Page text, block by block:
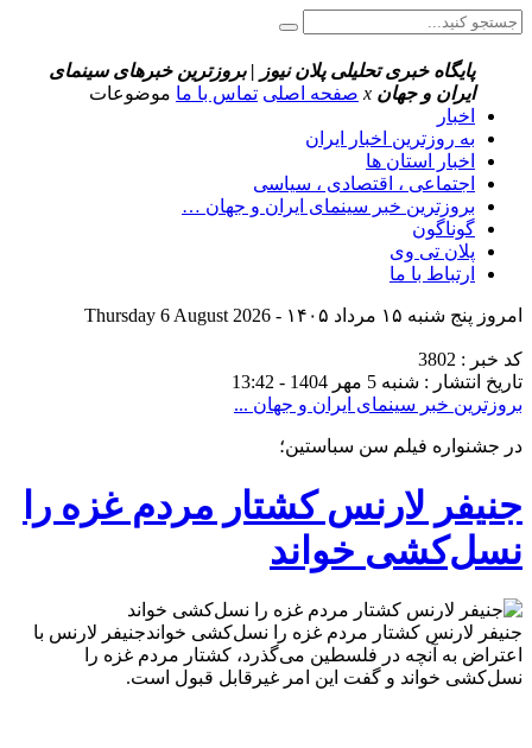
پایگاه خبری تحلیلی پلان نیوز | بروزترین خبرهای سینمای
ایران و جهان x صفحه اصلی تماس با ما موضوعات
اخبار
به روزترین اخبار ایران
اخبار استان ها
اجتماعی ، اقتصادی ، سیاسی
بروزترین خبر سینمای ایران و جهان …
گوناگون
پلان تی وی
ارتباط با ما
امروز پنج شنبه ۱۵ مرداد ۱۴۰۵ - Thursday 6 August 2026
کد خبر : 3802
تاریخ انتشار : شنبه 5 مهر 1404 - 13:42
بروزترین خبر سینمای ایران و جهان ...
در جشنواره فیلم سن سباستین؛
جنیفر لارنس کشتار مردم غزه را
نسل‌کشی خواند
جنیفر لارنس کشتار مردم غزه را نسل‌کشی خواندجنیفر لارنس با
اعتراض به آنچه در فلسطین می‌گذرد، کشتار مردم غزه را
نسل‌کشی خواند و گفت این امر غیرقابل قبول است.